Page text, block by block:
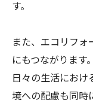
す。
また、エコリフ
にもつながります
日々の生活にお
境への配慮も同時